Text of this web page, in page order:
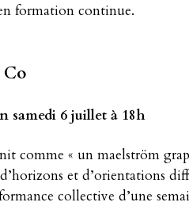
formation continue.
samedi 6 juillet à 18h
comme « un maelström
et d’orientations
collective d’une